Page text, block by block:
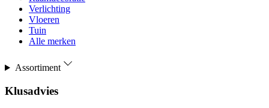
Verlichting
Vloeren
Tuin
Alle merken
Assortiment
Klusadvies